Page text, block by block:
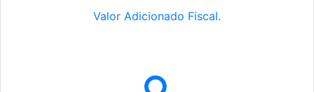
Valor Adicionado Fiscal.